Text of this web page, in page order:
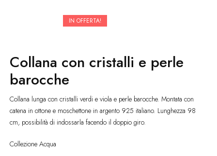
IN OFFERTA!
Collana con cristalli e perle
barocche
Collana lunga con cristalli verdi e viola e perle barocche. Montata con
catena in ottone e moschettone in argento 925 italiano. Lunghezza 98
cm, possibilità di indossarla facendo il doppio giro.
Collezione Acqua